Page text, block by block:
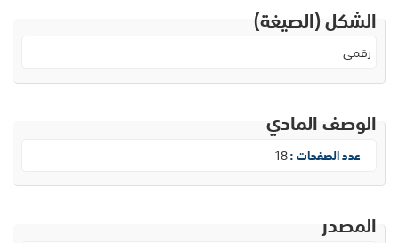
الشكل (الصيغة)
رقمي
الوصف المادي
عدد الصفحات :18
المصدر